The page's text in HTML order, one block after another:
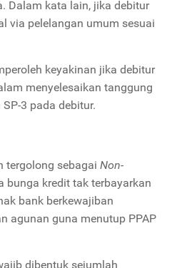
Dalam kata lain, jika debitur
via pelelangan umum sesuai
keyakinan jika debitur
menyelesaikan tanggung
3 pada debitur.
tergolong sebagai Non-
bunga kredit tak terbayarkan
bank berkewajiban
agunan guna menutup PPAP
dibentuk sejumlah